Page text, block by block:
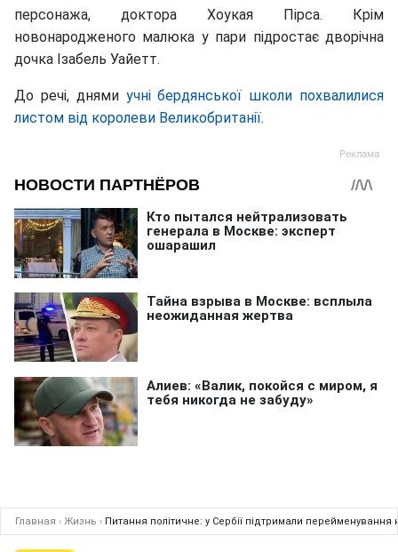
персонажа, доктора Хоукая Пірса. Крім
новонародженого малюка у пари підростає дворічна
дочка Ізабель Уайетт.
До речi, днями учні бердянської школи похвалилися
листом від королеви Великобританії.
Главная › Жизнь › Питання політичне: у Сербії підтримали перейменування